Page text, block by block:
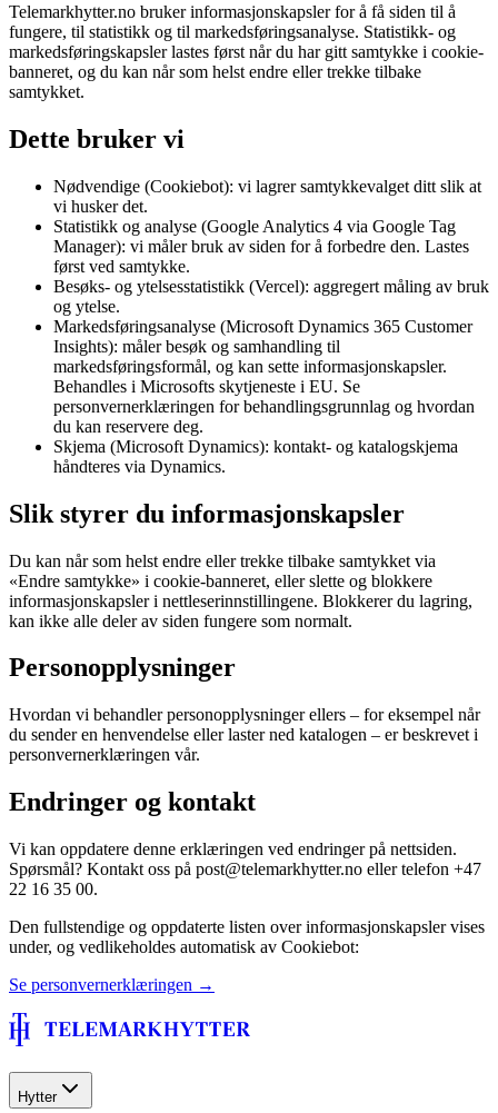
Telemarkhytter.no bruker informasjonskapsler for å få siden til å
fungere, til statistikk og til markedsføringsanalyse. Statistikk- og
markedsføringskapsler lastes først når du har gitt samtykke i cookie-
banneret, og du kan når som helst endre eller trekke tilbake
samtykket.
Dette bruker vi
Nødvendige (Cookiebot): vi lagrer samtykkevalget ditt slik at
vi husker det.
Statistikk og analyse (Google Analytics 4 via Google Tag
Manager): vi måler bruk av siden for å forbedre den. Lastes
først ved samtykke.
Besøks- og ytelsesstatistikk (Vercel): aggregert måling av bruk
og ytelse.
Markedsføringsanalyse (Microsoft Dynamics 365 Customer
Insights): måler besøk og samhandling til
markedsføringsformål, og kan sette informasjonskapsler.
Behandles i Microsofts skytjeneste i EU. Se
personvernerklæringen for behandlingsgrunnlag og hvordan
du kan reservere deg.
Skjema (Microsoft Dynamics): kontakt- og katalogskjema
håndteres via Dynamics.
Slik styrer du informasjonskapsler
Du kan når som helst endre eller trekke tilbake samtykket via
«Endre samtykke» i cookie-banneret, eller slette og blokkere
informasjonskapsler i nettleserinnstillingene. Blokkerer du lagring,
kan ikke alle deler av siden fungere som normalt.
Personopplysninger
Hvordan vi behandler personopplysninger ellers – for eksempel når
du sender en henvendelse eller laster ned katalogen – er beskrevet i
personvernerklæringen vår.
Endringer og kontakt
Vi kan oppdatere denne erklæringen ved endringer på nettsiden.
Spørsmål? Kontakt oss på post@telemarkhytter.no eller telefon +47
22 16 35 00.
Den fullstendige og oppdaterte listen over informasjonskapsler vises
under, og vedlikeholdes automatisk av Cookiebot:
Se personvernerklæringen →
Hytter